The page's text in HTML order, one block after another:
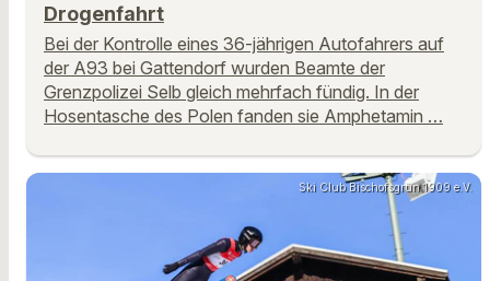
Drogenfahrt
Bei der Kontrolle eines 36-jährigen Autofahrers auf
der A93 bei Gattendorf wurden Beamte der
Grenzpolizei Selb gleich mehrfach fündig. In der
Hosentasche des Polen fanden sie Amphetamin …
Ski Club Bischofsgrün 1909 e.V.